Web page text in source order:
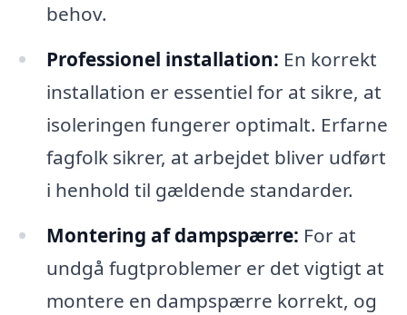
behov.
Professionel installation: En korrekt
installation er essentiel for at sikre, at
isoleringen fungerer optimalt. Erfarne
fagfolk sikrer, at arbejdet bliver udført
i henhold til gældende standarder.
Montering af dampspærre: For at
undgå fugtproblemer er det vigtigt at
montere en dampspærre korrekt, og